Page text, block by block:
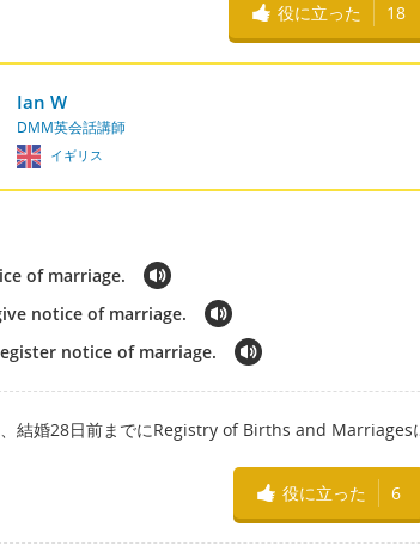
役に立った 18
Ian W
DMM英会話講師
イギリス
of marriage.
notice of marriage.
notice of marriage.
結婚28日前までにRegistry of Births and Marriages
役に立った 6